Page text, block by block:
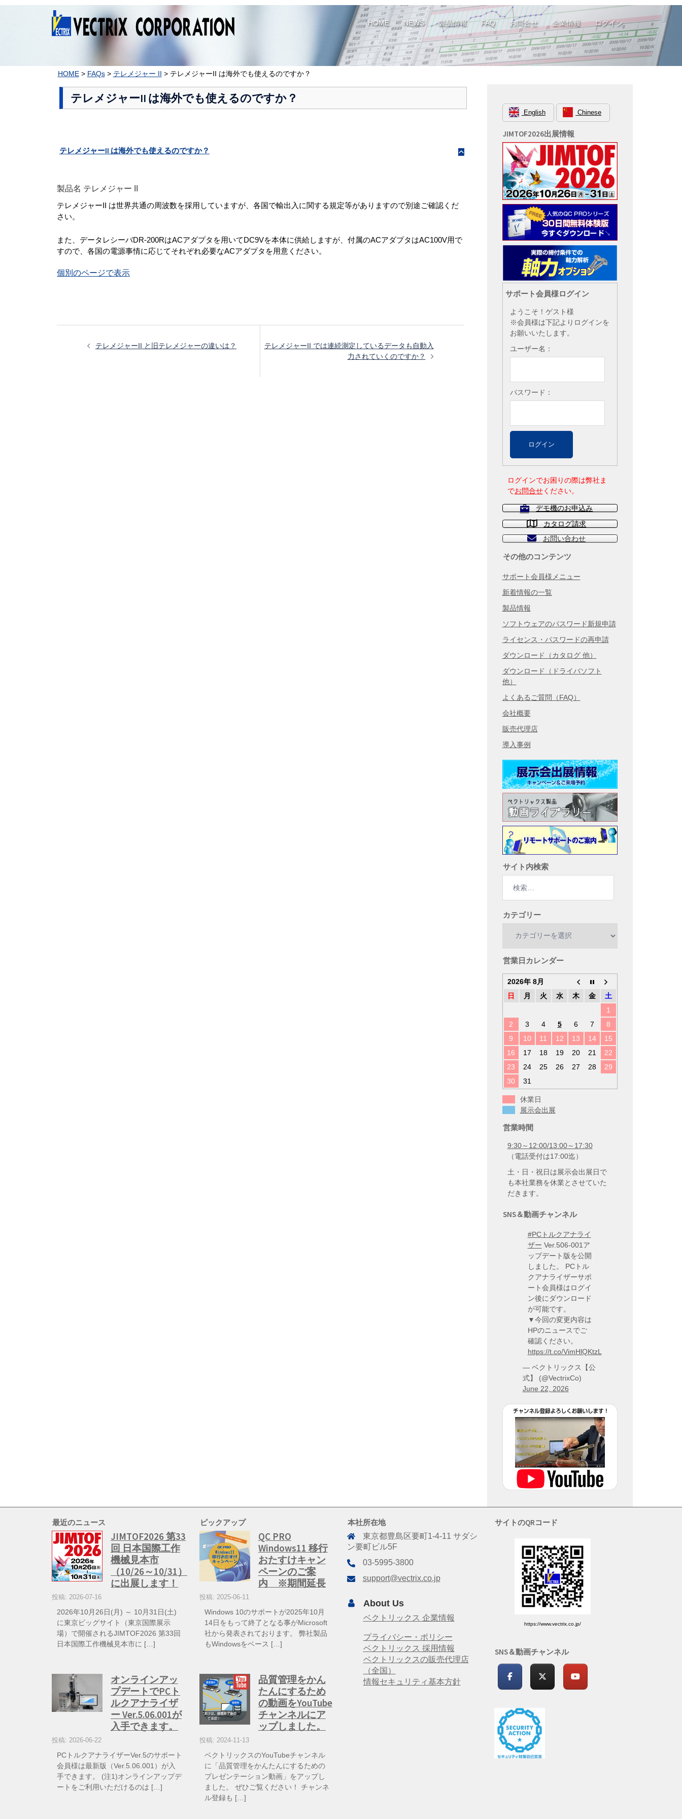
HOME NEWS 製品情報 FAQ お問合せ 企業情報 ログイン
HOME> FAQs> テレメジャー II > テレメジャーII は海外でも使えるのですか？
テレメジャーII は海外でも使えるのですか？
B
テレメジャーII は海外でも使えるのですか？
製品名 テレメジャー II
テレメジャーII は世界共通の周波数を採用していますが、各国で輸出入に関する規定等がありますので別途ご確認くだ
さい。
また、データレシーバDR-200RはACアダプタを用いてDC9Vを本体に供給しますが、付属のACアダプタはAC100V用で
すので、各国の電源事情に応じてそれぞれ必要なACアダプタを用意ください。
個別のページで表示
テレメジャーII と旧テレメジャーの違いは？
テレメジャーII では連続測定しているデータも自動入
力されていくのですか？
English Chinese
JIMTOF2026出展情報
サポート会員様ログイン
ようこそ！ゲスト様
※会員様は下記よりログインを
お願いいたします。
ユーザー名：
パスワード：
ログインでお困りの際は弊社ま
でお問合せください。
デモ機のお申込み
カタログ請求
お問い合わせ
その他のコンテンツ
サポート会員様メニュー
新着情報の一覧
製品情報
ソフトウェアのパスワード新規申請
ライセンス・パスワードの再申請
ダウンロード（カタログ 他）
ダウンロード（ドライバソフト
他）
よくあるご質問（FAQ）
会社概要
販売代理店
導入事例
サイト内検索
カテゴリー
リ
営業日カレンダー
2026年 8月
日
月 火 水 木 金
土
1
2
3 4 5 6 7
8
9
10 11 12 13 14
15
16
17 18 19 20 21
22
23
24 25 26 27 28
29
30
31
休業日
展示会出展
営業時間
9:30～12:00/13:00～17:30
（電話受付は17:00迄）
土・日・祝日は展示会出展日で
も本社業務を休業とさせていた
だきます。
SNS＆動画チャンネル
#PCトルクアナライ
ザー Ver.506-001ア
ップデート版を公開
しました。 PCトル
クアナライザーサポ
ート会員様はログイ
ン後にダウンロード
が可能です。
▼今回の変更内容は
HPのニュースでご
確認ください。
https://t.co/VimHlQKtzL
— ベクトリックス【公
式】 (@VectrixCo)
June 22, 2026
最近のニュース
JIMTOF2026 第33
回 日本国際工作
機械見本市
（10/26～10/31）
に出展します！
投稿: 2026-07-16
2026年10月26日(月) ～ 10月31日(土)
に東京ビッグサイト（東京国際展示
場）で開催されるJIMTOF2026 第33回
日本国際工作機械見本市に […]
オンラインアッ
プデートでPCト
ルクアナライザ
ー Ver.5.06.001が
入手できます。
投稿: 2026-06-22
PCトルクアナライザーVer.5のサポート
会員様は最新版（Ver.5.06.001）が入
手できます。 (注1)オンラインアップデ
ートをご利用いただけるのは […]
ピックアップ
QC PRO
Windows11 移行
おたすけキャン
ペーンのご案
内 ※期間延長
投稿: 2025-06-11
Windows 10のサポートが2025年10月
14日をもって終了となる事がMicrosoft
社から発表されております。 弊社製品
もWindowsをベース […]
品質管理をかん
たんにするため
の動画をYouTube
チャンネルにア
ップしました。
投稿: 2024-11-13
ベクトリックスのYouTubeチャンネル
に「品質管理をかんたんにするための
プレゼンテーション動画」をアップし
ました。 ぜひご覧ください！ チャンネ
ル登録も […]
本社所在地
東京都豊島区要町1-4-11 サダシ
ン要町ビル5F
03-5995-3800
support@vectrix.co.jp
About Us
ベクトリックス 企業情報
プライバシー・ポリシー
ベクトリックス 採用情報
ベクトリックスの販売代理店
（全国）
情報セキュリティ基本方針
サイトのQRコード
https://www.vectrix.co.jp/
SNS＆動画チャンネル